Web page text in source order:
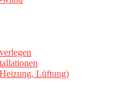
Lüftung)